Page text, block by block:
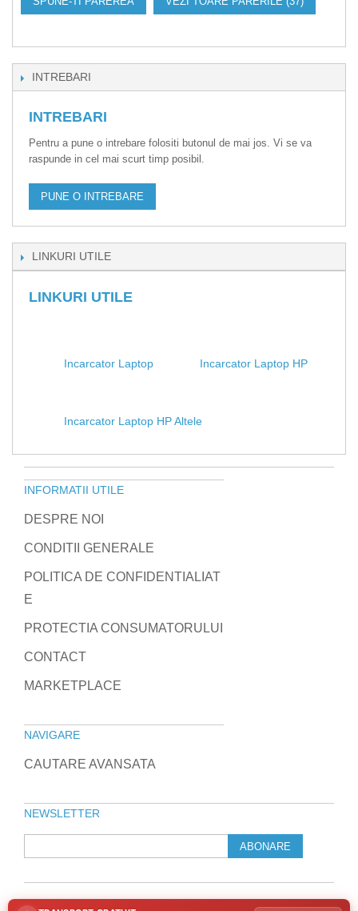
INTREBARI
INTREBARI
Pentru a pune o intrebare folositi butonul de mai jos. Vi se va
raspunde in cel mai scurt timp posibil.
PUNE O INTREBARE
LINKURI UTILE
LINKURI UTILE
Incarcator Laptop Incarcator Laptop HP
Incarcator Laptop HP Altele
INFORMATII UTILE
DESPRE NOI
CONDITII GENERALE
POLITICA DE CONFIDENTIALIAT
E
PROTECTIA CONSUMATORULUI
CONTACT
MARKETPLACE
NAVIGARE
CAUTARE AVANSATA
NEWSLETTER
ABONARE